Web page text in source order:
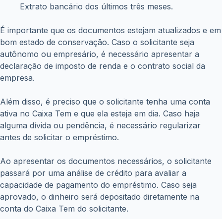
Extrato bancário dos últimos três meses.
É importante que os documentos estejam atualizados e em
bom estado de conservação. Caso o solicitante seja
autônomo ou empresário, é necessário apresentar a
declaração de imposto de renda e o contrato social da
empresa.
Além disso, é preciso que o solicitante tenha uma conta
ativa no Caixa Tem e que ela esteja em dia. Caso haja
alguma dívida ou pendência, é necessário regularizar
antes de solicitar o empréstimo.
Ao apresentar os documentos necessários, o solicitante
passará por uma análise de crédito para avaliar a
capacidade de pagamento do empréstimo. Caso seja
aprovado, o dinheiro será depositado diretamente na
conta do Caixa Tem do solicitante.